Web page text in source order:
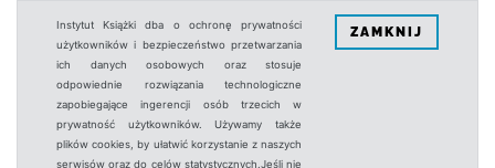
Instytut Książki dba o ochronę prywatności
użytkowników i bezpieczeństwo przetwarzania
ich danych osobowych oraz stosuje
odpowiednie rozwiązania technologiczne
zapobiegające ingerencji osób trzecich w
prywatność użytkowników. Używamy także
plików cookies, by ułatwić korzystanie z naszych
serwisów oraz do celów statystycznych.Jeśli nie
ZAMKNIJ